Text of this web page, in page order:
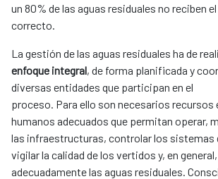
un 80% de las aguas residuales no reciben
correcto.
La gestión de las aguas residuales ha de
enfoque integral, de forma planificada y
diversas entidades que participan en el
proceso. Para ello son necesarios
humanos adecuados que permitan operar,
las infraestructuras, controlar los sistemas
vigilar la calidad de los vertidos y, en
adecuadamente las aguas residuales.